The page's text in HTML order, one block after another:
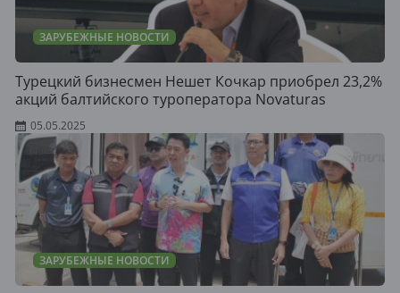
ЗАРУБЕЖНЫЕ НОВОСТИ
Турецкий бизнесмен Нешет Кочкар приобрел 23,2%
акций балтийского туроператора Novaturas
05.05.2025
ЗАРУБЕЖНЫЕ НОВОСТИ